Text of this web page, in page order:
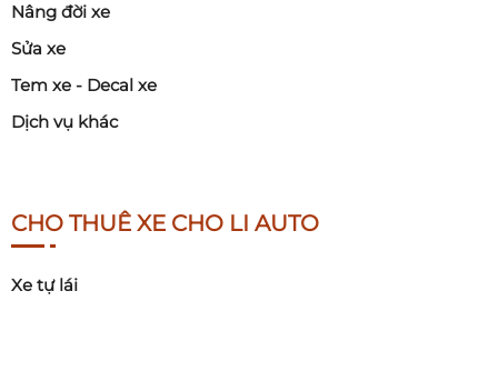
Nâng đời xe
Sửa xe
Tem xe - Decal xe
Dịch vụ khác
CHO THUÊ XE CHO LI AUTO
Xe tự lái